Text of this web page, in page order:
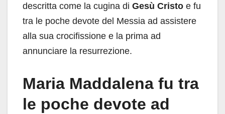
descritta come la cugina di Gesù Cristo e fu
tra le poche devote del Messia ad assistere
alla sua crocifissione e la prima ad
annunciare la resurrezione.
Maria Maddalena fu tra
le poche devote ad